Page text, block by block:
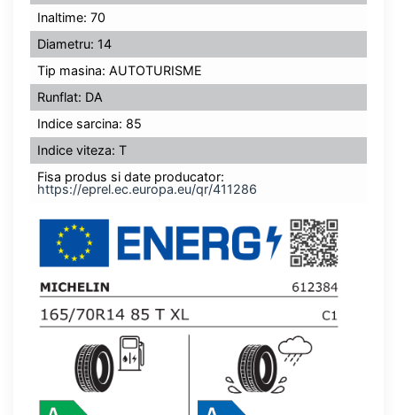
Inaltime: 70
Diametru: 14
Tip masina: AUTOTURISME
Runflat: DA
Indice sarcina: 85
Indice viteza: T
Fisa produs si date producator:
https://eprel.ec.europa.eu/qr/411286